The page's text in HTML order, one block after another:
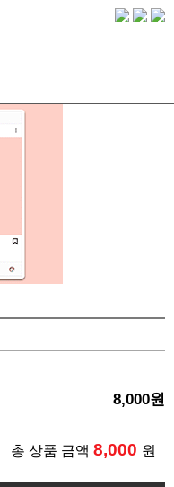
8,000원
총 상품 금액 8,000 원